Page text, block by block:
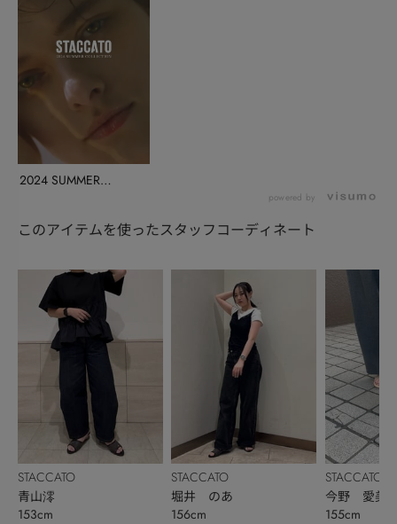
2024 SUMMER
powered by
このアイテムを使ったスタッフコーディネート
STACCATO
青山澪
153cm
STACCATO
堀井 のあ
156cm
STACCATO
今野 愛美
155cm